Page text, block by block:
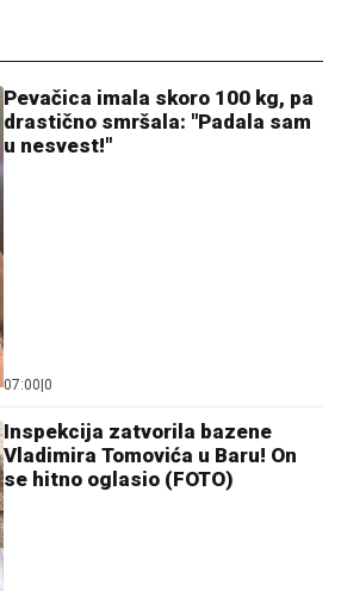
BRAK, PA TE OTERAM U
DECOM KOJE NEMAJU ZA
ženi Slobe Radanovića, Ana
govori ništa!"
FUDBALER JE OVAKO
ZARAĐENE MILIONE
staru kuću u Igalu i otvorio
na Bojani, a evo šta je pripalo
supruzi posle razvoda
moli da uđe u "Elitu 10"! Bivši
razvezao jezik - Haos pred
sezonu